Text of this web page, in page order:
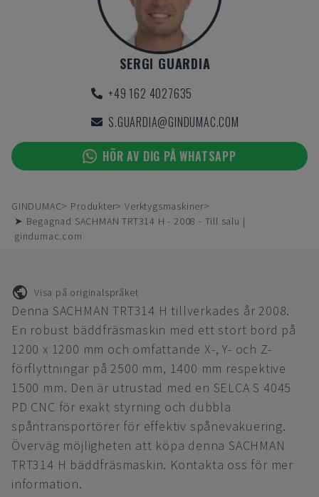
SERGI GUARDIA
+49 162 4027635
S.GUARDIA@GINDUMAC.COM
HÖR AV DIG PÅ WHATSAPP
GINDUMAC Produkter
Verktygsmaskiner
➤ Begagnad SACHMAN TRT314 H - 2008 - Till salu |
gindumac.com
Visa på originalspråket
Denna SACHMAN TRT314 H tillverkades år 2008.
En robust bäddfräsmaskin med ett stort bord på
1200 x 1200 mm och omfattande X-, Y- och Z-
förflyttningar på 2500 mm, 1400 mm respektive
1500 mm. Den är utrustad med en SELCA S 4045
PD CNC för exakt styrning och dubbla
spåntransportörer för effektiv spånevakuering.
Överväg möjligheten att köpa denna SACHMAN
TRT314 H bäddfräsmaskin. Kontakta oss för mer
information.